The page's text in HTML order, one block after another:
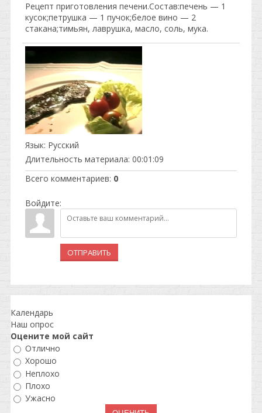
Рецепт приготовления печени.Состав:печень — 1
кусок;петрушка — 1 пучок;белое вино — 2
стакана;тимьян, лаврушка, масло, соль, мука.
Язык: Русский
Длительность материала: 00:01:09
Всего комментариев: 0
Войдите:
ОТПРАВИТЬ
Календарь
Наш опрос
Оцените мой сайт
Отлично
Хорошо
Неплохо
Плохо
Ужасно